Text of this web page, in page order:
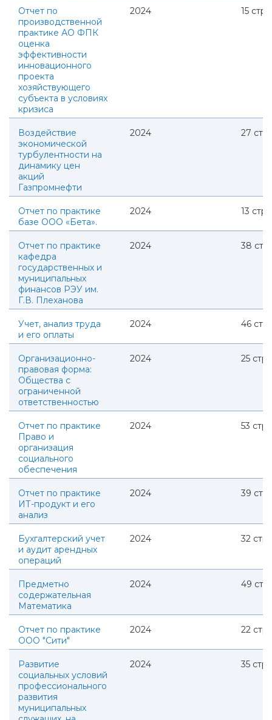
Отчет по
производственной
практике АО ФПК
оценка
эффективности
инновационного
проекта
хозяйствующего
субъекта в условиях
кризиса
2024 15 стр.
Воздействие
экономической
турбулентности на
динамику цен
акций
Газпромнефти
2024 27 стр.
Отчет по практике
базе ООО «Бета».
2024 13 стр.
Отчет по практике
кафедра
государственных и
муниципальных
финансов РЭУ им.
Г.В. Плеханова
2024 38 стр.
Учет, анализ труда
и его оплаты
2024 46 стр.
Организационно-
правовая форма:
Общества с
ограниченной
ответственностью
2024 25 стр.
Отчет по практике
Право и
организация
социального
обеспечения
2024 53 стр.
Отчет по практике
ИТ-продукт и его
анализ
2024 39 стр.
Бухгалтерский учет
и аудит арендных
операций
2024 32 стр.
Предметно
содержательная
Математика
2024 49 стр.
Отчет по практике
ООО "Сити"
2024 22 стр.
Развитие
социальных условий
профессионального
развития
муниципальных
2024 35 стр.